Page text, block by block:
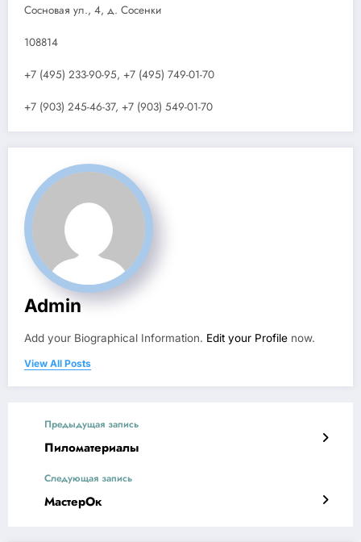
Сосновая ул., 4, д. Сосенки
108814
+7 (495) 233-90-95, +7 (495) 749-01-70
+7 (903) 245-46-37, +7 (903) 549-01-70
Admin
Add your Biographical Information. Edit your Profile now.
View All Posts
Предыдущая запись
Пиломатериалы
Следующая запись
МастерОк